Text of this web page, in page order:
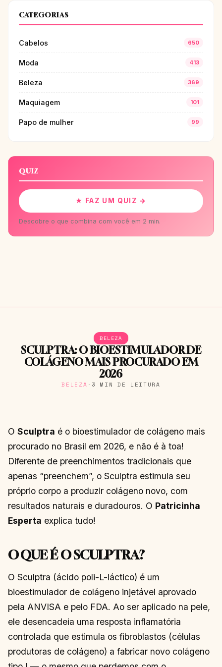
CATEGORIAS
Cabelos 650
Moda 413
Beleza 369
Maquiagem 101
Papo de mulher 99
QUIZ
★ FAZ UM QUIZ →
Descobre o que combina com você em 2 min.
BELEZA
SCULPTRA: O BIOESTIMULADOR DE
COLÁGENO MAIS PROCURADO EM
2026
BELEZA · 3 MIN DE LEITURA
O Sculptra é o bioestimulador de colágeno mais
procurado no Brasil em 2026, e não é à toa!
Diferente de preenchimentos tradicionais que
apenas “preenchem”, o Sculptra estimula seu
próprio corpo a produzir colágeno novo, com
resultados naturais e duradouros. O Patricinha
Esperta explica tudo!
O QUE É O SCULPTRA?
O Sculptra (ácido poli-L-láctico) é um
bioestimulador de colágeno injetável aprovado
pela ANVISA e pelo FDA. Ao ser aplicado na pele,
ele desencadeia uma resposta inflamatória
controlada que estimula os fibroblastos (células
produtoras de colágeno) a fabricar novo colágeno